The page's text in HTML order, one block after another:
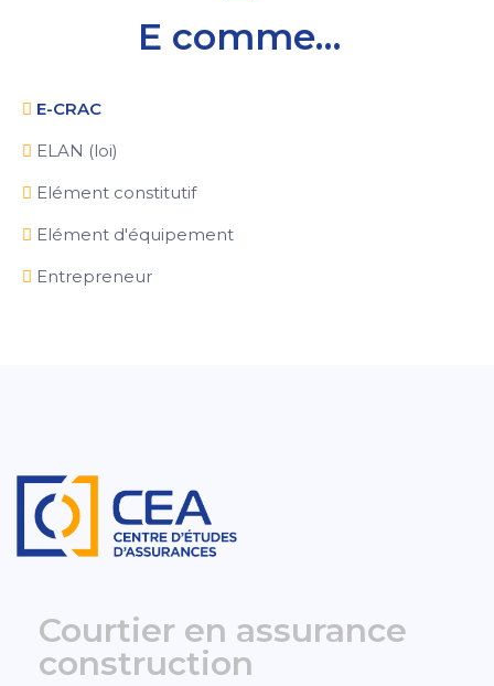
E comme…
E-CRAC
ELAN (loi)
Elément constitutif
Elément d'équipement
Entrepreneur
Courtier en assurance
construction